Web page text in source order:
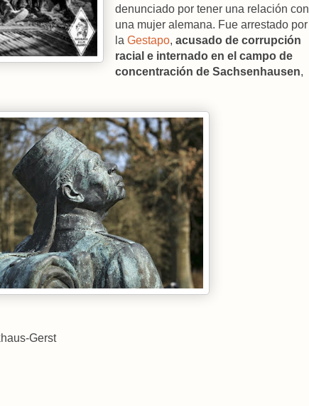
denunciado por tener una relación con
una mujer alemana. Fue arrestado por
la Gestapo, acusado de corrupción
racial e internado en el campo de
concentración de Sachsenhausen,
Gerst